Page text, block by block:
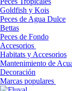
Goldfish y Kois
Peces de Agua Dulce
Bettas
Peces de Fondo
Accesorios
Habitats y Accesorios
Mantenimiento de
Decoración
Marcas populares